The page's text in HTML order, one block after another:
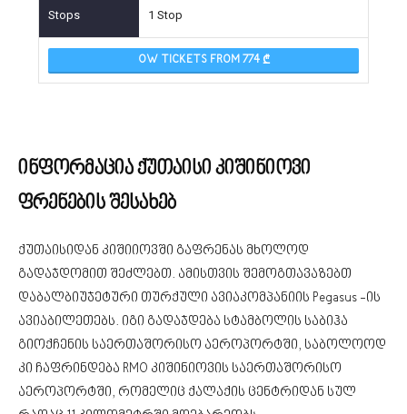
1 Stop
OW TICKETS FROM 774
ინფორმაცია ქუთაისი კიშინიოვი
ფრენების შესახებ
ქუთაისიდან კიშიიოვში გაფრენას მხოლოდ
გადაჯდომით შეძლებთ. ამისთვის შემოგთავაზებთ
დაბალბიუჯეტური თურქული ავიაკომპანიის Pegasus -ის
ავიაბილეთებს. იგი გადაჯდება სტამბოლის საბიჰა
გიოქჩენის საერთაშორისო აეროპორტში, საბოლოოდ
კი ჩაფრინდება RMO კიშინიოვის საერთაშორისო
აეროპორტში, რომელიც ქალაქის ცენტრიდან სულ